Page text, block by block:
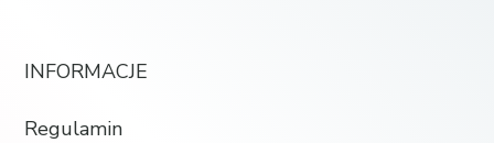
INFORMACJE
Regulamin